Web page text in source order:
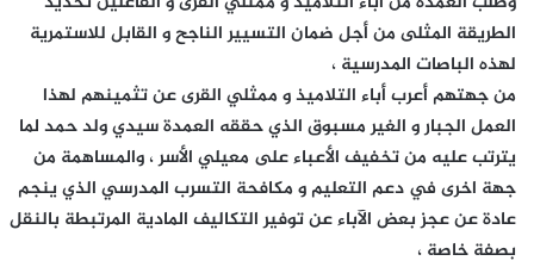
الطريقة المثلى من أجل ضمان التسيير الناجح و القابل للاستمرية
لهذه الباصات المدرسية ،
من جهتهم أعرب أباء التلاميذ و ممثلي القرى عن تثمينهم لهذا
العمل الجبار و الغير مسبوق الذي حققه العمدة سيدي ولد حمد لما
يترتب عليه من تخفيف الأعباء على معيلي الأسر ، والمساهمة من
جهة اخرى في دعم التعليم و مكافحة التسرب المدرسي الذي ينجم
عادة عن عجز بعض الآباء عن توفير التكاليف المادية المرتبطة بالنقل
بصفة خاصة ،